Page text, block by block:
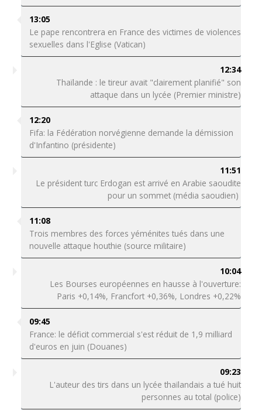
13:05
Le pape rencontrera en France des victimes de violences
sexuelles dans l'Eglise (Vatican)
12:34
Thaïlande : le tireur avait "clairement planifié" son
attaque dans un lycée (Premier ministre)
12:20
Fifa: la Fédération norvégienne demande la démission
d'Infantino (présidente)
11:51
Le président turc Erdogan est arrivé en Arabie saoudite
pour un sommet (média saoudien)
11:08
Trois membres des forces yéménites tués dans une
nouvelle attaque houthie (source militaire)
10:04
Les Bourses européennes en hausse à l'ouverture:
Paris +0,14%, Francfort +0,36%, Londres +0,22%
09:45
France: le déficit commercial s'est réduit de 1,9 milliard
d'euros en juin (Douanes)
09:23
L'auteur des tirs dans un lycée thaïlandais a tué huit
personnes au total (police)